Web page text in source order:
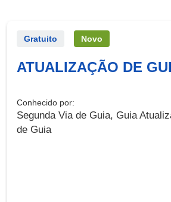
Gratuito Novo
ATUALIZAÇÃO DE
Conhecido por:
Segunda Via de Guia, Guia
de Guia